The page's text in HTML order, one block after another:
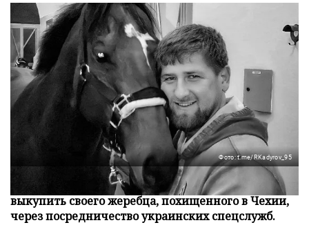
Фото: t.me/RKadyrov_95
Глава Чечни Рамзан Кадыров сообщил, что смог
выкупить своего жеребца, похищенного в Чехии,
через посредничество украинских спецслужб.